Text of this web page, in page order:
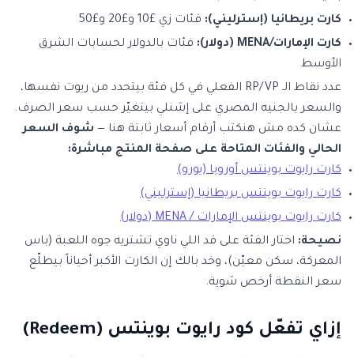
كارت بريطانيا (إسترليني): فئات زي £10 و£20 و£50
كارت الإمارات/MENA (دولار):
فئات بالدولار لحسابات الشرق
الأوسط
عدد نقاط الـ RP/VP الفعلي في كل فئة بيتحدد من ريوت نفسها،
والسعر بالجنيه المصري على إشنلي بيتغيّر حسب سعر الصرف.
عشان كده مش هنكتب أرقام أسعار ثابتة هنا — شوف السعر
الحالي والفئات المتاحة على صفحة المنتج مباشرة:
كارت رايوت بوينتس أوروبا (يورو)
كارت رايوت بوينتس بريطانيا (إسترليني)
كارت رايوت بوينتس الإمارات / MENA (دولار)
نصيحة: اختار الفئة على قد اللي ناوي تشتريه جوه اللعبة (باس
المعركة، سكن معيّن)، وخد بالك إن الكارت الأكبر أحياناً بيطلّع
سعر النقطة أرخص شوية.
إزاي تفعّل كود رايوت بوينتس (Redeem)